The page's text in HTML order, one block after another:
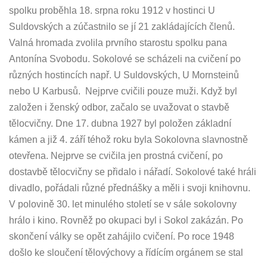
spolku proběhla 18. srpna roku 1912 v hostinci U
Suldovských a zúčastnilo se jí 21 zakládajících členů.
Valná hromada zvolila prvního starostu spolku pana
Antonína Svobodu. Sokolové se scházeli na cvičení po
různých hostincích např. U Suldovských, U Mornsteinů
nebo U Karbusů. Nejprve cvičili pouze muži. Když byl
založen i ženský odbor, začalo se uvažovat o stavbě
tělocvičny. Dne 17. dubna 1927 byl položen základní
kámen a již 4. září téhož roku byla Sokolovna slavnostně
otevřena. Nejprve se cvičila jen prostná cvičení, po
dostavbě tělocvičny se přidalo i nářadí. Sokolové také hráli
divadlo, pořádali různé přednášky a měli i svoji knihovnu.
V polovině 30. let minulého století se v sále sokolovny
hrálo i kino. Rovněž po okupaci byl i Sokol zakázán. Po
skončení války se opět zahájilo cvičení. Po roce 1948
došlo ke sloučení tělovýchovy a řídícím orgánem se stal